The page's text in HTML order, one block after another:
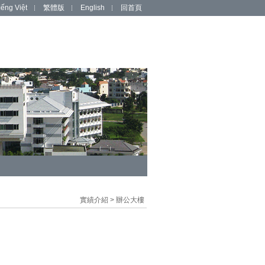
Việt 繁體版 English 回首頁
實績介紹 > 辦公大樓